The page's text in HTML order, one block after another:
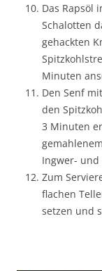
Das Rapsöl
Schalotten
gehackten
Minuten
Den Senf
den
3 Minuten
Ingwer-
Zum
flachen
setzen und